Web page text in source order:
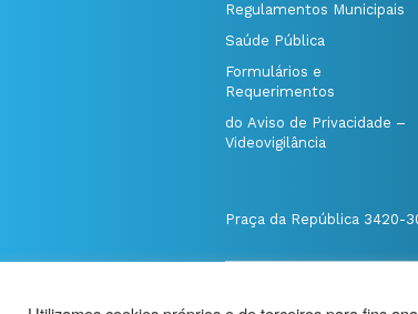
Regulamentos Municipais
Saúde Pública
Formulários e
Requerimentos
do Aviso de Privacidade –
Videovigilância
Praça da República 3420-